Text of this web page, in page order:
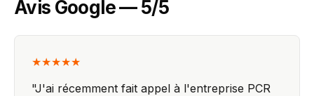
Avis Google — 5/5
★★★★★
"J'ai récemment fait appel à l'entreprise PCR